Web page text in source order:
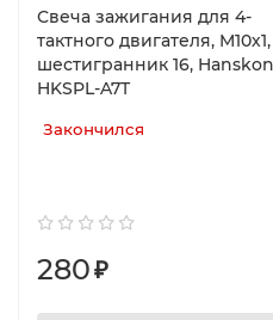
Свеча зажигания для 4-
тактного двигателя, M10х1,
шестигранник 16,
HKSPL-A7T
Закончился
280₽